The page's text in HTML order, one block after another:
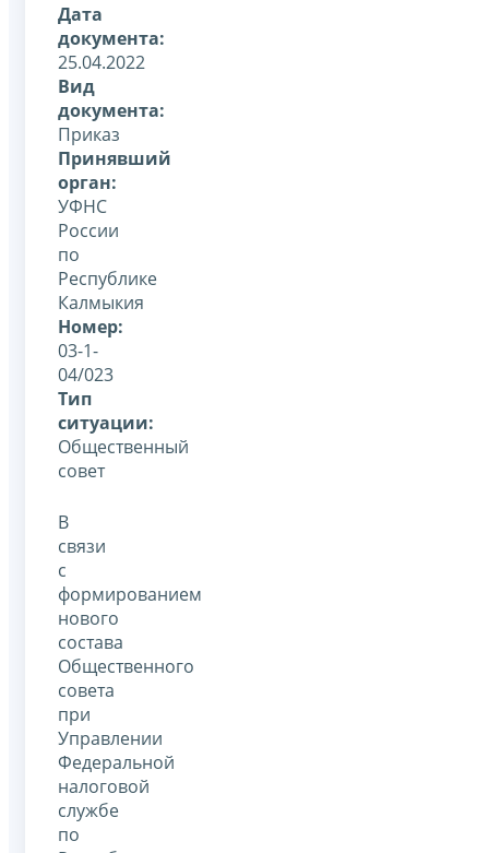
Дата
документа:
25.04.2022
Вид
документа:
Приказ
Принявший
орган:
УФНС
России
по
Республике
Калмыкия
Номер:
03-1-
04/023
Тип
ситуации:
Общественный
совет
В
связи
с
формированием
нового
состава
Общественного
совета
при
Управлении
Федеральной
налоговой
службе
по